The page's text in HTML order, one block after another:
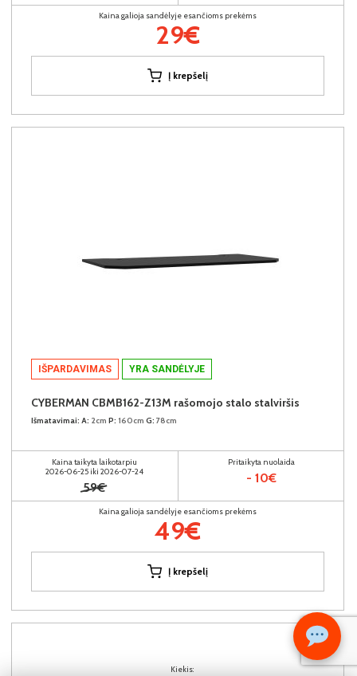
Kiekis:
Kaina galioja sandėlyje esančioms prekėms
29€
Į krepšelį
IŠPARDAVIMAS YRA SANDĖLYJE
CYBERMAN CBMB162-Z13M rašomojo stalo stalviršis
Išmatavimai: A: 2cm P: 160cm G: 78cm
Kaina taikyta laikotarpiu
2026-06-25 iki 2026-07-24
59€
Pritaikyta nuolaida
- 10€
Kaina galioja sandėlyje esančioms prekėms
49€
Į krepšelį